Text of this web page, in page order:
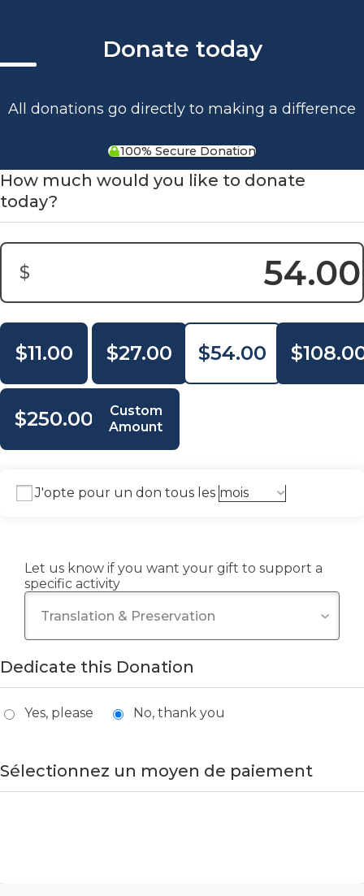
Donate today
All donations go directly to making a difference
100% Secure Donation
How much would you like to donate
today?
$
Montant du don :
$11.00 $27.00 $54.00
$250.00
Custom
Amount
J'opte pour un don tous les
Let us know if you want your gift to support a
specific activity
Dedicate this Donation
Yes, please No, thank you
Sélectionnez un moyen de paiement